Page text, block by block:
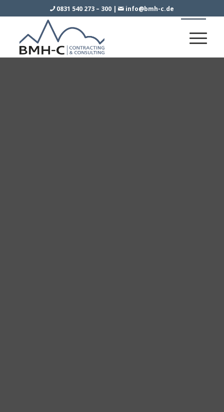
0831 540 273 – 300| info@bmh-c.de